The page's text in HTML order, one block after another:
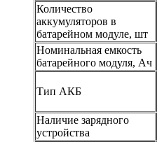
Количество
аккумуляторов в
батарейном модуле, шт
Номинальная емкость
батарейного модуля, Ач
Тип АКБ
Наличие зарядного
устройства